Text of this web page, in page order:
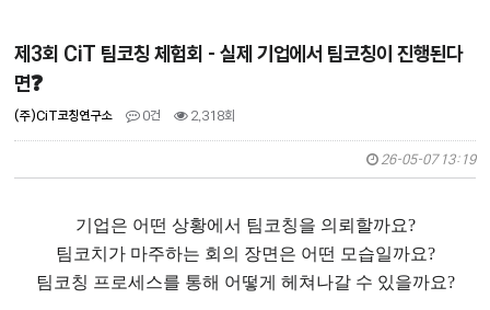
제3회 CiT 팀코칭 체험회 - 실제 기업에서 팀코칭이 진행된다
면❓
(주)CiT코칭연구소 0건 2,318회
26-05-07 13:19
기업은 어떤 상황에서 팀코칭을 의뢰할까요?
팀코치가 마주하는 회의 장면은 어떤 모습일까요?
팀코칭 프로세스를 통해 어떻게 헤쳐나갈 수 있을까요?